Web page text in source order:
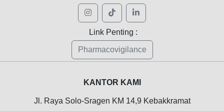
Link Penting :
Pharmacovigilance
KANTOR KAMI
Jl. Raya Solo-Sragen KM 14,9 Kebakkramat